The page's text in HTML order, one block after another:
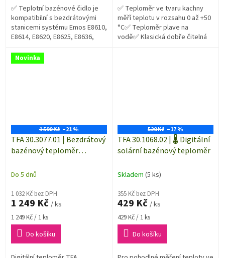
✅ Teplotní bazénové čidlo je
kompatibilní s bezdrátovými
stanicemi systému Emos E8610,
E8614, E8620, E8625, E8636,
čidlo je vhodné pro přenos...
✅ Teploměr ve tvaru kachny
měří teplotu v rozsahu 0 až +50
°C✅ Teploměr plave na
vodě✅ Klasická dobře čitelná
Novinka
1 590 Kč –21 %
TFA 30.3077.01 | Bezdrátový
bazénový teploměr
čidlem na měření teploty
Do 5 dnů
1 032 Kč bez DPH
1 249 Kč / ks
Měrná
cena:
1 249 Kč / 1 ks
Do košíku
520 Kč –17 %
TFA 30.1068.02 | 🌡️ Digitální
solární bazénový teploměr
Skladem (5 ks)
355 Kč bez DPH
429 Kč / ks
Měrná
cena:
429 Kč / 1 ks
Do košíku